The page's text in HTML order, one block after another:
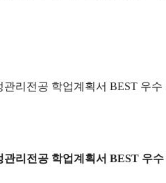
리전공 학업계획서 BEST 우수
리전공 학업계획서 BEST 우수